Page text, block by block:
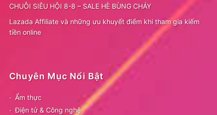
CHUỖI SIÊU HỘI 8-8 – SALE HÈ BÙNG CHÁY
Lazada Affiliate và những ưu khuyết điểm khi tham gia kiếm
tiền online
Chuyên Mục Nổi Bật
Ẩm thực
Điện tử & Công nghệ